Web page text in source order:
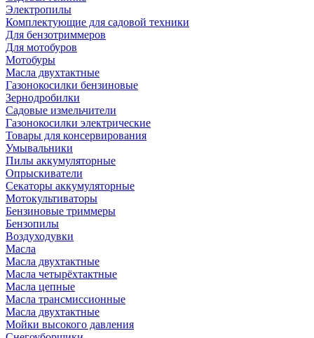
Электропилы
Комплектующие для садовой техники
Для бензотриммеров
Для мотобуров
Мотобуры
Масла двухтактные
Газонокосилки бензиновые
Зернодробилки
Садовые измельчители
Газонокосилки электрические
Товары для консервирования
Умывальники
Пилы аккумуляторные
Опрыскиватели
Секаторы аккумуляторные
Мотокультиваторы
Бензиновые триммеры
Бензопилы
Воздуходувки
Масла
Масла двухтактные
Масла четырёхтактные
Масла цепные
Масла трансмиссионные
Масла двухтактные
Мойки высокого давления